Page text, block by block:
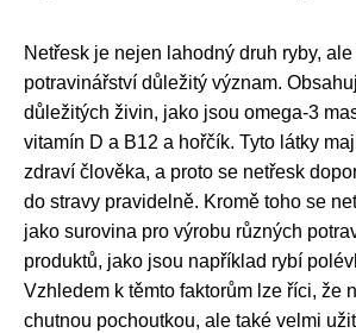
Netřesk je nejen lahodný druh ryby,
potravinářství důležitý význam.
důležitých živin, jako jsou omega-3
vitamín D a B12 a hořčík. Tyto látky
zdraví člověka, a proto se netřesk
do stravy pravidelně. Kromě toho se
jako surovina pro výrobu různých
produktů, jako jsou například rybí
Vzhledem k těmto faktorům lze říci, že
chutnou pochoutkou, ale také velmi